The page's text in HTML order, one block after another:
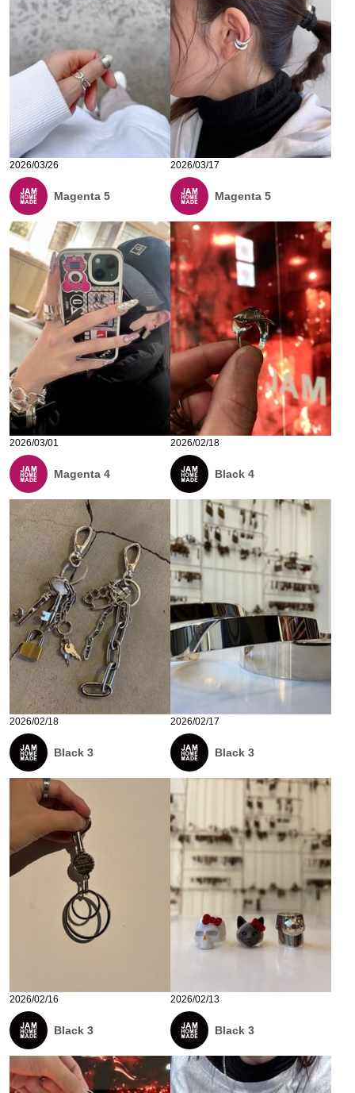
2026/03/26
Magenta 5
2026/03/17
Magenta 5
2026/03/01
Magenta 4
2026/02/18
Black 4
2026/02/18
Black 3
2026/02/17
Black 3
2026/02/16
Black 3
2026/02/13
Black 3